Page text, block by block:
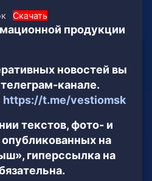
Скачать
продукции
новостей вы
канале.
https://t.me/vestiomsk
текстов, фото- и
на
гиперссылка на